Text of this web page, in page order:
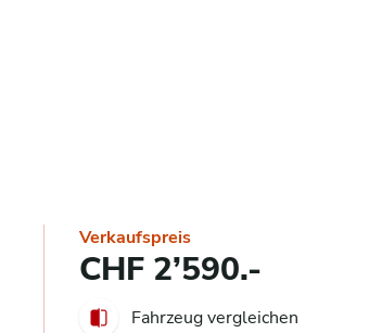
Verkaufspreis
CHF 2’590.-
Fahrzeug vergleichen